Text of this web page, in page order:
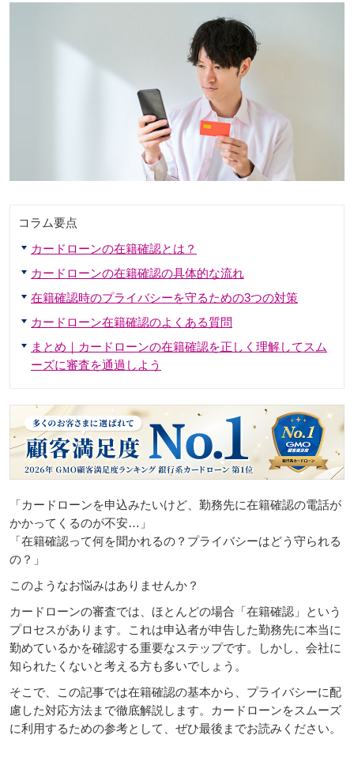
コラム要点
カードローンの在籍確認とは？
カードローンの在籍確認の具体的な流れ
在籍確認時のプライバシーを守るための3つの対策
カードローン在籍確認のよくある質問
まとめ｜カードローンの在籍確認を正しく理解してスム
ーズに審査を通過しよう
「カードローンを申込みたいけど、勤務先に在籍確認の電話が
かかってくるのが不安…」
「在籍確認って何を聞かれるの？プライバシーはどう守られる
の？」
このようなお悩みはありませんか？
カードローンの審査では、ほとんどの場合「在籍確認」という
プロセスがあります。これは申込者が申告した勤務先に本当に
勤めているかを確認する重要なステップです。しかし、会社に
知られたくないと考える方も多いでしょう。
そこで、この記事では在籍確認の基本から、プライバシーに配
慮した対応方法まで徹底解説します。カードローンをスムーズ
に利用するための参考として、ぜひ最後までお読みください。